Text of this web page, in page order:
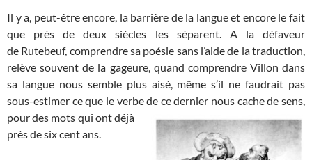
Il y a, peut-être encore, la barrière de la langue et encore le fait
que près de deux siècles les séparent. A la défaveur
de Rutebeuf, comprendre sa poésie sans l’aide de la traduction,
relève souvent de la gageure, quand comprendre Villon dans
sa langue nous semble plus aisé, même s’il ne faudrait pas
sous-estimer ce que le verbe de ce dernier nous cache de sens,
pour des mots qui ont déjà
près de six cent ans.